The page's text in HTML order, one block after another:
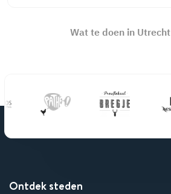
Wat te doen in Utrecht
Ontdek steden